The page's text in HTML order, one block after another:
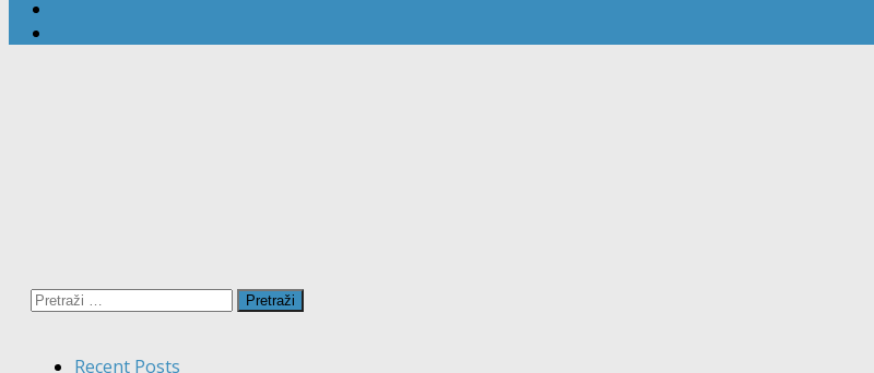
Pretraži:
Recent Posts